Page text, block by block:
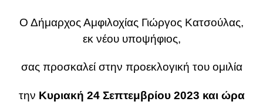
Ο Δήμαρχος Αμφιλοχίας Γιώργος Κατσούλας,
εκ νέου υποψήφιος,
σας προσκαλεί στην προεκλογική του ομιλία
την Κυριακή 24 Σεπτεμβρίου 2023 και ώρα